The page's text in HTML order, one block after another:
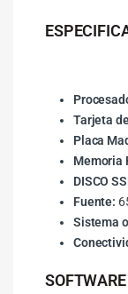
Tarjeta
Placa
Memoria
DISCO
Fuente:
Sistema
SOFTWARE